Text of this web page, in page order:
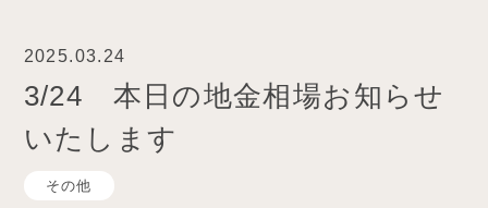
2025.03.24
3/24 本日の地金相場お知らせ
いたします
その他